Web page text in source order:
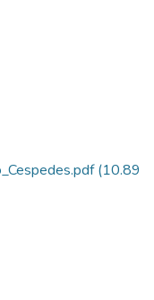
(10.89